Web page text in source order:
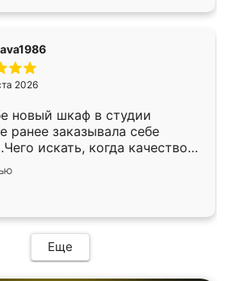
2026
новый шкаф в студии
ранее заказывала себе
искать, когда качеством
Служит кухня уже почти
нет.
Еще